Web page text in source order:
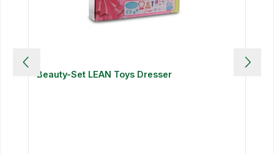
Beauty-Set LEAN Toys Dresser